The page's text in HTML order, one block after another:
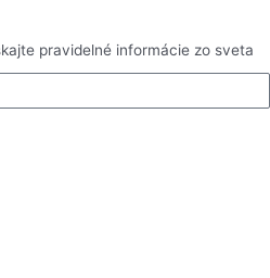
u
b
e
pravidelné informácie zo sveta